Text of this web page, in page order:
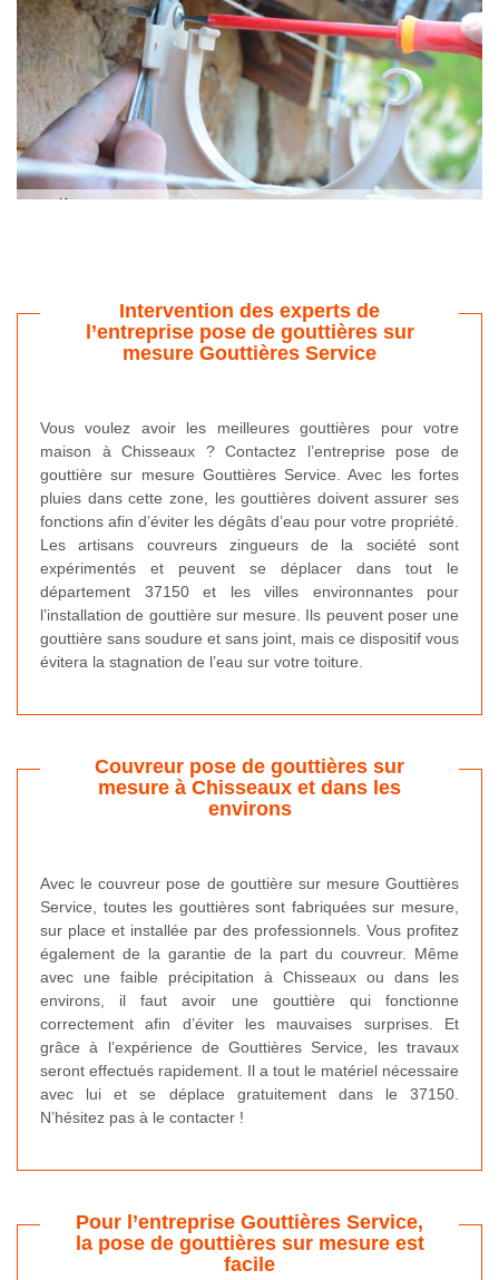
Intervention des experts de
l’entreprise pose de gouttières sur
mesure Gouttières Service
Vous voulez avoir les meilleures gouttières pour votre
maison à Chisseaux ? Contactez l’entreprise pose de
gouttière sur mesure Gouttières Service. Avec les fortes
pluies dans cette zone, les gouttières doivent assurer ses
fonctions afin d’éviter les dégâts d’eau pour votre propriété.
Les artisans couvreurs zingueurs de la société sont
expérimentés et peuvent se déplacer dans tout le
département 37150 et les villes environnantes pour
l’installation de gouttière sur mesure. Ils peuvent poser une
gouttière sans soudure et sans joint, mais ce dispositif vous
évitera la stagnation de l’eau sur votre toiture.
Couvreur pose de gouttières sur
mesure à Chisseaux et dans les
environs
Avec le couvreur pose de gouttière sur mesure Gouttières
Service, toutes les gouttières sont fabriquées sur mesure,
sur place et installée par des professionnels. Vous profitez
également de la garantie de la part du couvreur. Même
avec une faible précipitation à Chisseaux ou dans les
environs, il faut avoir une gouttière qui fonctionne
correctement afin d’éviter les mauvaises surprises. Et
grâce à l’expérience de Gouttières Service, les travaux
seront effectués rapidement. Il a tout le matériel nécessaire
avec lui et se déplace gratuitement dans le 37150.
N’hésitez pas à le contacter !
Pour l’entreprise Gouttières Service,
la pose de gouttières sur mesure est
facile